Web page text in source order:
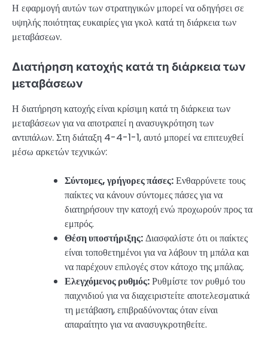
Η εφαρμογή αυτών των στρατηγικών μπορεί να οδηγήσει σε
υψηλής ποιότητας ευκαιρίες για γκολ κατά τη διάρκεια των
μεταβάσεων.
Διατήρηση κατοχής κατά τη διάρκεια των
μεταβάσεων
Η διατήρηση κατοχής είναι κρίσιμη κατά τη διάρκεια των
μεταβάσεων για να αποτραπεί η ανασυγκρότηση των
αντιπάλων. Στη διάταξη 4-4-1-1, αυτό μπορεί να επιτευχθεί
μέσω αρκετών τεχνικών:
Σύντομες, γρήγορες πάσες:Ενθαρρύνετε τους
παίκτες να κάνουν σύντομες πάσες για να
διατηρήσουν την κατοχή ενώ προχωρούν προς τα
εμπρός.
Θέση υποστήριξης:Διασφαλίστε ότι οι παίκτες
είναι τοποθετημένοι για να λάβουν τη μπάλα και
να παρέχουν επιλογές στον κάτοχο της μπάλας.
Ελεγχόμενος ρυθμός:Ρυθμίστε τον ρυθμό του
παιχνιδιού για να διαχειριστείτε αποτελεσματικά
τη μετάβαση, επιβραδύνοντας όταν είναι
απαραίτητο για να ανασυγκροτηθείτε.